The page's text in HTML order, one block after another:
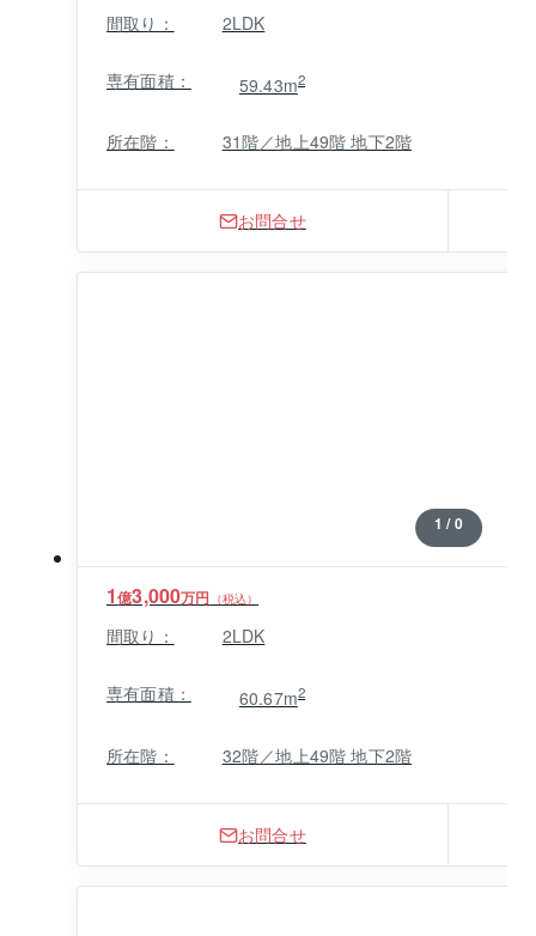
間取り： 2LDK
専有面積： 59.43m2
所在階： 31階／地上49階 地下2階
お問合せ
1 / 0
1億3,000万円 （税込）
間取り： 2LDK
専有面積： 60.67m2
所在階： 32階／地上49階 地下2階
お問合せ